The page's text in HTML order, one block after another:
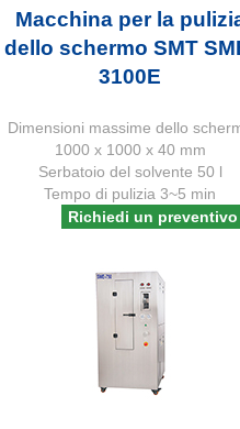
Macchina per la
dello schermo SMT
3100E
Dimensioni massime dello
1000 x 1000 x 40 mm
Serbatoio del solvente 50 l
Tempo di pulizia 3~5 min
Richiedi un preventivo